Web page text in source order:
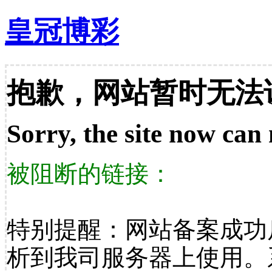
皇冠博彩
抱歉，网站暂时无法
Sorry, the site now can
被阻断的链接：
特别提醒：网站备案成
析到我司服务器上使用